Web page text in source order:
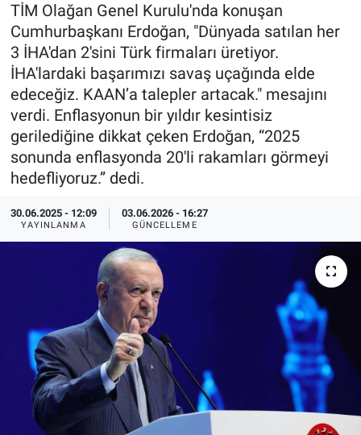
TİM Olağan Genel Kurulu'nda konuşan
Cumhurbaşkanı Erdoğan, "Dünyada satılan her
3 İHA'dan 2'sini Türk firmaları üretiyor.
İHA'lardaki başarımızı savaş uçağında elde
edeceğiz. KAAN’a talepler artacak." mesajını
verdi. Enflasyonun bir yıldır kesintisiz
gerilediğine dikkat çeken Erdoğan, “2025
sonunda enflasyonda 20'li rakamları görmeyi
hedefliyoruz.” dedi.
30.06.2025 - 12:09
YAYINLANMA
03.06.2026 - 16:27
GÜNCELLEME
Trend
Özel Haberler
Yazarlar
Ekonomi
Dünya
Medya
Özel Haberler
Erişim Bilgileri
Teknoloji
Ramazan
Son Dakika Haberleri
Haber Arşivi